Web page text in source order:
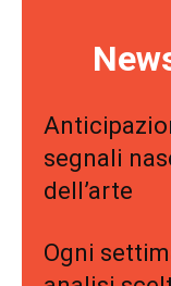
segnali
dell’arte
Ogni